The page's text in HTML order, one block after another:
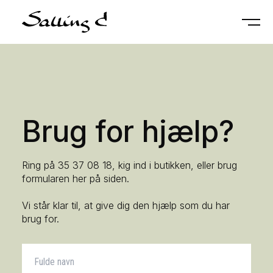
Brug for hjælp?
Ring på 35 37 08 18, kig ind i butikken, eller brug
formularen her på siden.
Vi står klar til, at give dig den hjælp som du har
brug for.